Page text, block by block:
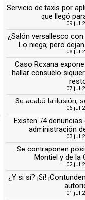
Servicio de taxis por
que llegó
09 jul
¿Salón versallesco
Lo niega, pero
08 jul
Caso Roxana
hallar consuelo
07 jul
Se acabó la ilusión,
06 jul
Existen 74
administración
03 jul
Se contraponen
Montiel y de la
02 jul
¿Y si sí? ¡Sí!
01 jul